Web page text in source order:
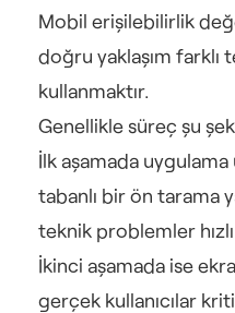
Mobil erişilebilirlik
doğru yaklaşım
kullanmaktır.
Genellikle süreç şu
İlk aşamada
tabanlı bir ön tarama
teknik problemler
İkinci aşamada ise
gerçek kullanıcılar